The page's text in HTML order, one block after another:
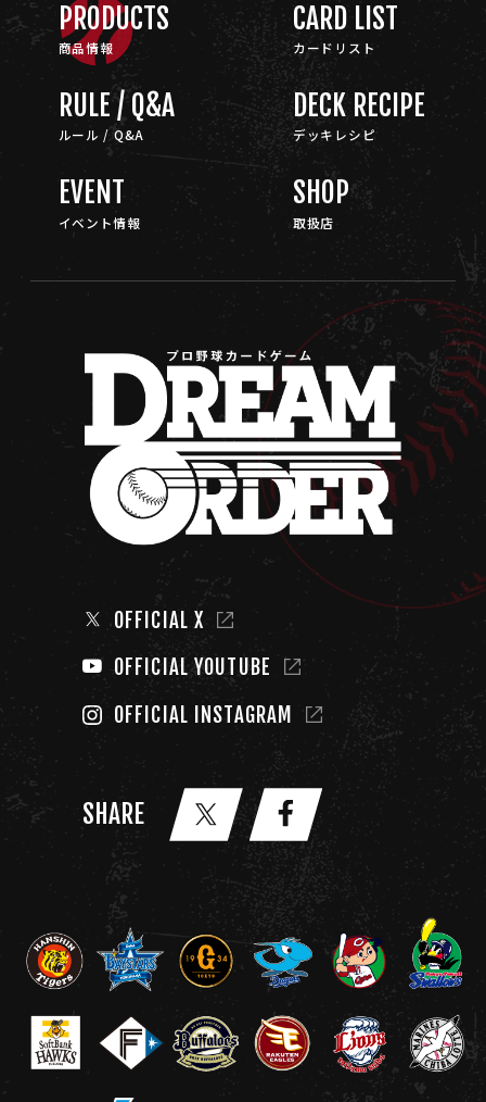
PRODUCTS
商品情報
CARD LIST
カードリスト
RULE / Q&A
ルール / Q&A
DECK RECIPE
デッキレシピ
EVENT
イベント情報
SHOP
取扱店
OFFICIAL X
OFFICIAL YOUTUBE
OFFICIAL INSTAGRAM
SHARE